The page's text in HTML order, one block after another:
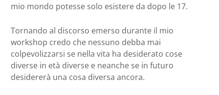
mio mondo potesse solo esistere da dopo le 17.
Tornando al discorso emerso durante il mio
workshop credo che nessuno debba mai
colpevolizzarsi se nella vita ha desiderato cose
diverse in età diverse e neanche se in futuro
desidererà una cosa diversa ancora.